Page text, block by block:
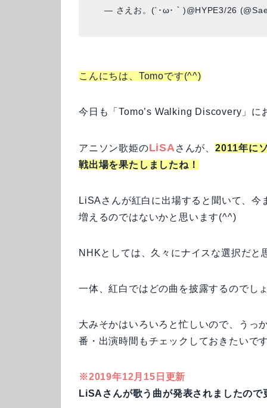
— さえお。(´･ω･｀)@HYPE3/26
こんにちは、Tomoです(^^)
今日も「Tomo’s Walking Discovery」に
アニソン歌姫のLiSA さんが、2011年に
戦出場を果たしましたね！
LiSAさんが紅白に出場すると聞いて、
増えるのではないかと思います(^^)
NHKとしては、久々にナイスな選択だと
一体、紅白ではどの曲を披露するのでし
大みそかはいろいろと忙しいので、うっ
番・出演時間もチェックしておきたいで
※2019年12月15日更新
LiSAさんが歌う曲が発表されましたので